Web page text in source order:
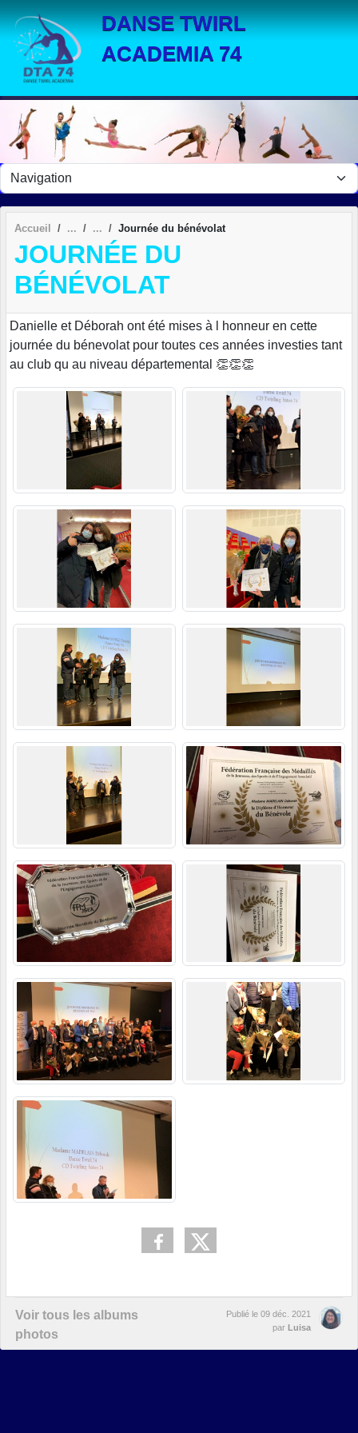
DANSE TWIRL
ACADEMIA 74
Accueil Journée du bénévolat
JOURNÉE DU
BÉNÉVOLAT
Danielle et Déborah ont été mises à l honneur en cette
journée du bénevolat pour toutes ces années investies tant
au club qu au niveau départemental 👏👏👏
Voir tous les albums
photos
Publié le 09 déc. 2021
par
Luisa